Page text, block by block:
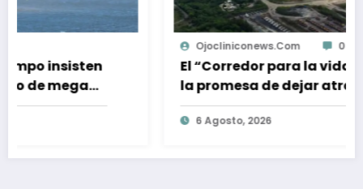
Ojocliniconews.com 0
El “Corredor para la vida”: 4 años de
la promesa de dejar atrás el carbón
en el Cesar, Colombia